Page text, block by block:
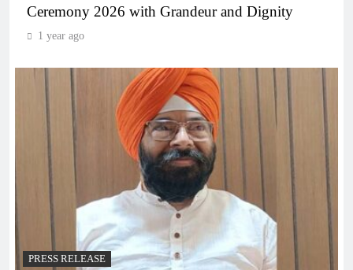
Ceremony 2026 with Grandeur and Dignity
1 year ago
PRESS RELEASE